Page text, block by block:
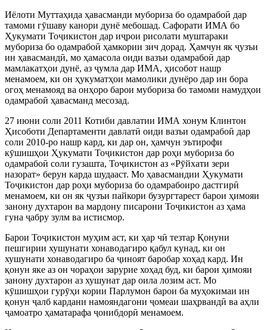
Иёлоти Муттаҳида ҳавасманди мубориза бо одамрабоӣ дар
тамоми гӯшаву канори дунё мебошад. Сафорати ИМА бо
Ҳукумати Тоҷикистон дар иҷрои рисолати муштараки
мубориза бо одамрабоӣ ҳамкории зич дорад. Ҳамчун як ҷузъи
ин ҳавасмандӣ, мо ҳамасола оиди вазъи одамрабоӣ дар
мамлакатҳои дунё, аз ҷумла дар ИМА, ҳисобот нашр
менамоем, ки он ҳукуматҳои мамолики дунёро дар ин бора
огоҳ менамояд ва онҳоро барои мубориза бо тамоми намудҳои
одамрабоӣ ҳавасманд месозад.
27 июни соли 2011 Котиби давлатии ИМА хонум Клинтон
Ҳисоботи Департаменти давлатӣ оиди вазъи одамрабоӣ дар
соли 2010-ро нашр кард, ки дар он, ҳамчун эътирофи
кӯшишҳои Ҳукумати Тоҷикистон дар роҳи мубориза бо
одамрабоӣ соли гузашта, Тоҷикистон аз «Рӯйхати зери
назорат» берун карда шудааст. Мо ҳавасмандии Ҳукумати
Тоҷикистон дар роҳи мубориза бо одамрабоиро дастгирӣ
менамоем, ки он як ҷузъи пайкори бузургтарест барои ҳимояи
занону духтарон ва мардону писарони Тоҷикистон аз ҳама
гуна ҷабру зулм ва истисмор.
Барои Тоҷикистон муҳим аст, ки ҳар чӣ тезтар Қонуни
пешгирии хушунати хонаводагиро қабул кунад, ки он
хушунати хонаводагиро ба ҷиноят баробар хоҳад кард. Ин
қонун яке аз он чораҳои зарурие хоҳад буд, ки барои ҳимояи
занону духтарон аз хушунат дар оила лозим аст. Мо
кӯшишҳои гурӯҳи кории Парлумон барои ба муҳокимаи ин
қонун ҷалб кардани намояндагони ҷомеаи шаҳрвандӣ ва аҳли
ҷамоатро ҳаматарафа ҷонибдорӣ менамоем.